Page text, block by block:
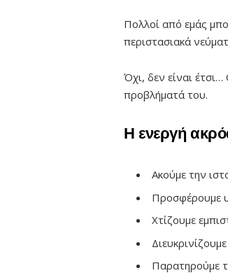
Πολλοί από εμάς
περιστασιακά
Όχι, δεν είναι
προβλήματά του.
Η ενεργή
Ακούμε την
Προσφέρουμε
Χτίζουμε
Παρατηρούμε